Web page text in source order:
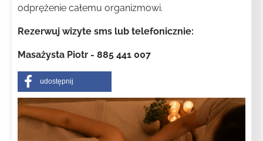
odprężenie całemu organizmowi.
Rezerwuj wizyte sms lub telefonicznie:
Masażysta Piotr - 885 441 007
udostępnij